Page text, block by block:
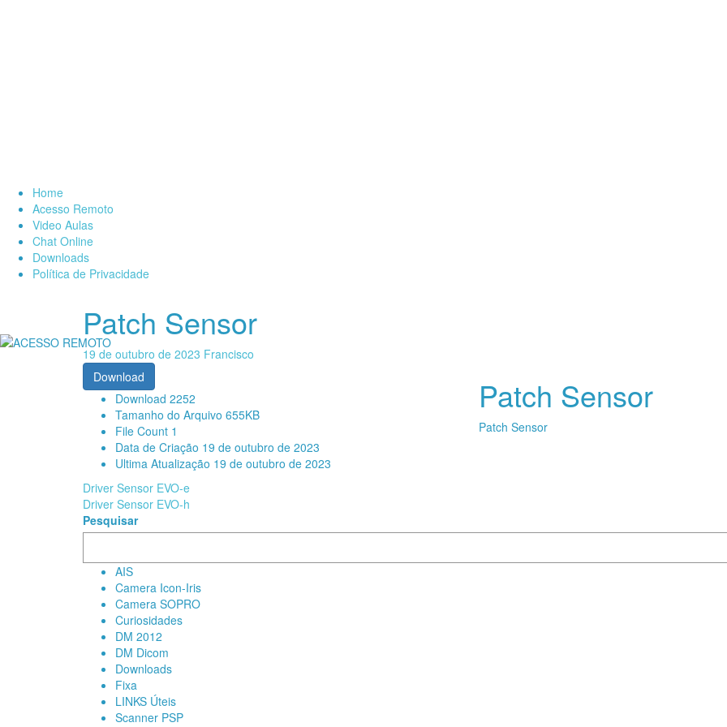
Home
Acesso Remoto
Video Aulas
Chat Online
Downloads
Política de Privacidade
Patch Sensor
19 de outubro de 2023 Francisco
Download
Download 2252
Tamanho do Arquivo 655KB
File Count 1
Data de Criação 19 de outubro de 2023
Ultima Atualização 19 de outubro de 2023
Patch Sensor
Patch Sensor
Navegação
de
Driver Sensor EVO-e
Driver Sensor EVO-h
Pesquisar
AIS
Camera Icon-Iris
Camera SOPRO
Curiosidades
DM 2012
DM Dicom
Downloads
Fixa
LINKS Úteis
Scanner PSP